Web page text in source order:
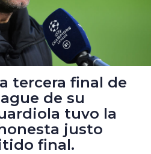
tercera final de
de su
tuvo la
justo
final.